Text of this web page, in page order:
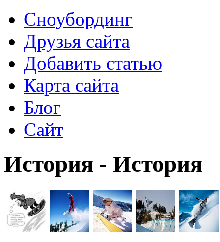
Сноубординг
Друзья сайта
Добавить статью
Карта сайта
Блог
Сайт
История - История